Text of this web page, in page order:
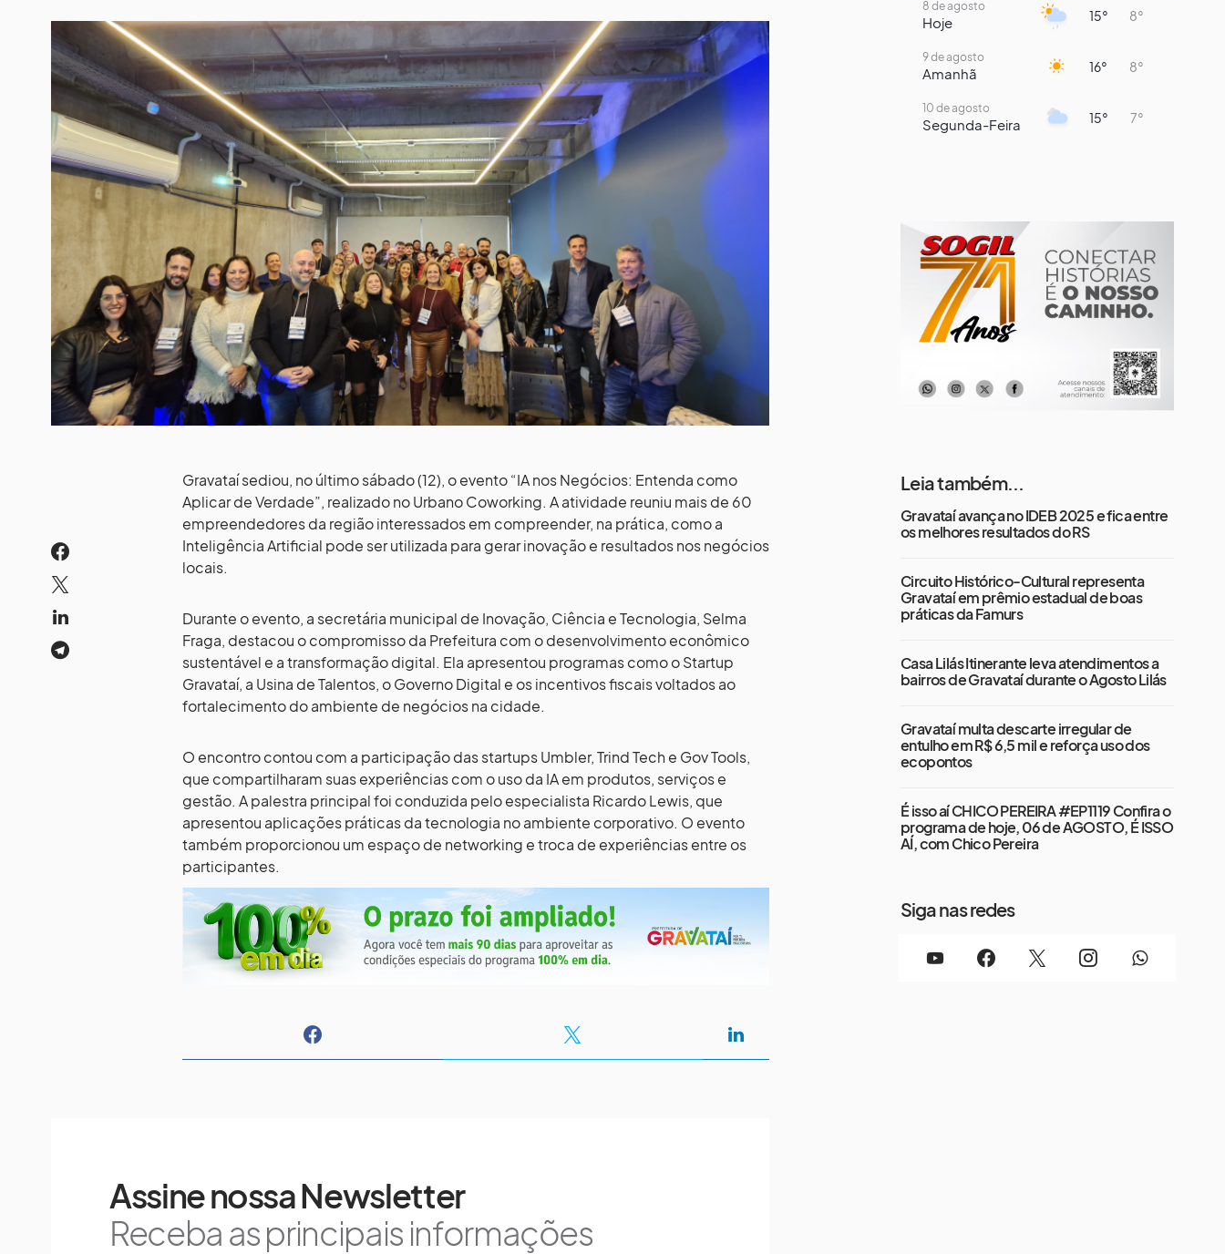
Gravataí sediou, no último sábado (12), o evento “IA nos Negócios: Entenda como
Aplicar de Verdade”, realizado no Urbano Coworking. A atividade reuniu mais de 60
empreendedores da região interessados em compreender, na prática, como a
Inteligência Artificial pode ser utilizada para gerar inovação e resultados nos negócios
locais.
Durante o evento, a secretária municipal de Inovação, Ciência e Tecnologia, Selma
Fraga, destacou o compromisso da Prefeitura com o desenvolvimento econômico
sustentável e a transformação digital. Ela apresentou programas como o Startup
Gravataí, a Usina de Talentos, o Governo Digital e os incentivos fiscais voltados ao
fortalecimento do ambiente de negócios na cidade.
O encontro contou com a participação das startups Umbler, Trind Tech e Gov Tools,
que compartilharam suas experiências com o uso da IA em produtos, serviços e
gestão. A palestra principal foi conduzida pelo especialista Ricardo Lewis, que
apresentou aplicações práticas da tecnologia no ambiente corporativo. O evento
também proporcionou um espaço de networking e troca de experiências entre os
participantes.
Assine nossa Newsletter
Receba as principais informações
8 de agosto
Hoje 15° 8°
9 de agosto
Amanhã 16° 8°
10 de agosto
Segunda-Feira 15° 7°
Quarta-Feira 13° 11°
13 de agosto
Quinta-Feira 19° 13°
14 de agosto
Sexta-Feira 18° 14°
Leia também...
Gravataí avança no IDEB 2025 e fica entre
os melhores resultados do RS
Circuito Histórico-Cultural representa
Gravataí em prêmio estadual de boas
práticas da Famurs
Casa Lilás Itinerante leva atendimentos a
bairros de Gravataí durante o Agosto Lilás
Gravataí multa descarte irregular de
entulho em R$ 6,5 mil e reforça uso dos
ecopontos
É isso aí CHICO PEREIRA #EP1119 Confira o
programa de hoje, 06 de AGOSTO, É ISSO
AÍ, com Chico Pereira
Siga nas redes